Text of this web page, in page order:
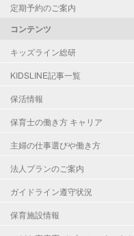
定期予約のご案内
コンテンツ
キッズライン総研
KIDSLINE記事一覧
保活情報
保育士の働き方 キャリア
主婦の仕事選びや働き方
法人プランのご案内
ガイドライン遵守状況
保育施設情報